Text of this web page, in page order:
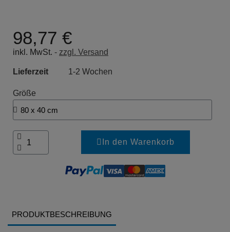
98,77 €
inkl. MwSt. zzgl. Versand
Lieferzeit 1-2 Wochen
Größe
In den Warenkorb
PRODUKTBESCHREIBUNG